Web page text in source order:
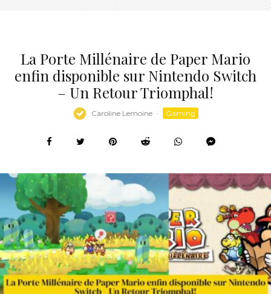
La Porte Millénaire de Paper Mario
enfin disponible sur Nintendo Switch
– Un Retour Triomphal!
Caroline Lemoine · Gaming